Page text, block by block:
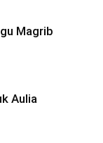
Magrib
Aulia